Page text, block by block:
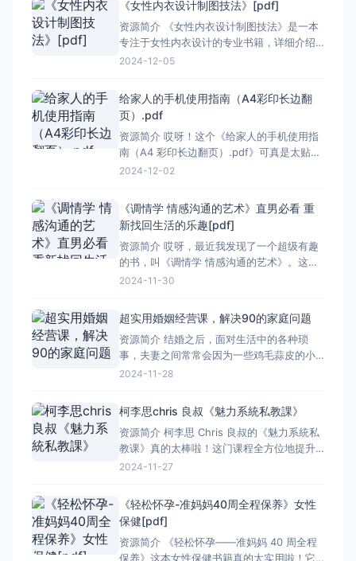
《女性内衣设计制图技法》[pdf]
资源简介 《女性内衣设计制图技法》是一本
专注于女性内衣设计的专业书籍，详细介绍
了从基础结构到高级制图技巧的各个方面。
### 基础知识 书中首先介绍了女性人体的基
本构造和测量方法，这是设计内衣的基础。
通过学习这
2024-12-05
给家人的手机使用指南（A4彩印长边翻
页）.pdf
资源简介 哎呀！这个《给家人的手机使用指
南（A4 彩印长边翻页）.pdf》可真是太贴心
啦！现在手机这么普及，但很多人尤其是长
就清楚。长边翻页的设计也让阅读起来更顺
畅。里面详细地介绍了手机的各种功能和使
用方法，从最基础的
2024-12-02
《调情学 情感沟通的艺术》直男必看 重
新找回生活的乐趣[pdf]
资源简介 哎呀，最近我发现了一个超级有趣
的书，叫《调情学 情感沟通的艺术》。这本
书，我觉得特别适合咱们这些直男们看。咱
沟通的小技巧，真的很有用。比如怎么跟女
生聊天，怎么让她感到开心，怎么让两个人
的关系更进一步。这些
2024-11-30
超实用婚姻经营课，解决90的家庭问题
资源简介 结婚之后，面对生活中的各种琐
事，夫妻之间常常会因为一些鸡毛蒜皮的小
事产生分歧，家庭矛盾不断升级。 这门课程
的方式，结合真实的案例，让我们明白了婚
姻中彼此理解、包容和支持的重要性。 通过
学习，夫妻之间能更
2024-11-28
柯李思chris 良叔《魅力系統私教課》
资源简介 柯李思 Chris 良叔的《魅力系統私
教课》真的太棒啦！这门课程全方位地提升
我们的魅力。不管是在外形上，还是内在修
进行了全面的分析，让我们清楚自身的优缺
点。接着通过一系列的训练，让我们学会了
如何打造出既符
2024-11-27
《轻松怀孕-准妈妈40周全程保养》女性
保健[pdf]
资源简介 《轻松怀孕——准妈妈 40 周全程
保养》这本女性保健书籍真的太实用啦！它